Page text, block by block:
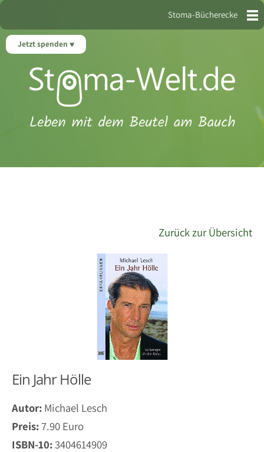
Jetzt spenden
Stoma-Bücherecke
Zurück zur Übersicht
Ein Jahr Hölle
Autor: Michael Lesch
Preis:7.90 Euro
ISBN-10:3404614909